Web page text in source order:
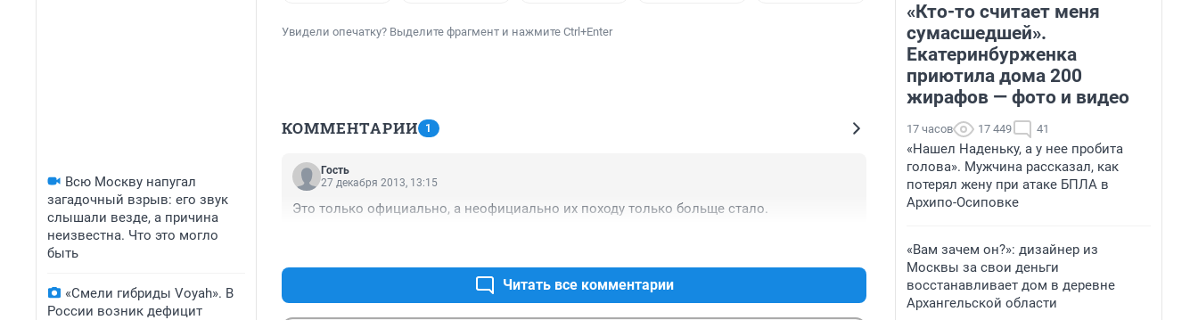
Всю Москву напугал
загадочный взрыв: его звук
слышали везде, а причина
неизвестна. Что это могло
быть
«Смели гибриды Voyah». В
России возник дефицит
Увидели опечатку? Выделите фрагмент и нажмите Ctrl+Enter
КОММЕНТАРИИ 1
Гость
27 декабря 2013, 13:15
Это только официально, а неофициально их походу только больще стало.
Читать все комментарии
«Кто-то считает меня
сумасшедшей».
Екатеринбурженка
приютила дома 200
жирафов — фото и видео
17 часов 17 449 41
«Нашел Наденьку, а у нее пробита
голова». Мужчина рассказал, как
потерял жену при атаке БПЛА в
Архипо-Осиповке
«Вам зачем он?»: дизайнер из
Москвы за свои деньги
восстанавливает дом в деревне
Архангельской области